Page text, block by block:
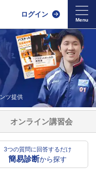
ログイン
ツ提供
オンライン講習会
3つの質問に回答するだけ
簡易診断から探す